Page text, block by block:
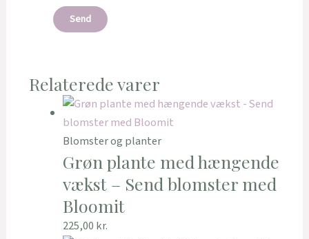
Relaterede varer
Blomster og planter
Grøn plante med hængende
vækst – Send blomster med
Bloomit
225,00 kr.